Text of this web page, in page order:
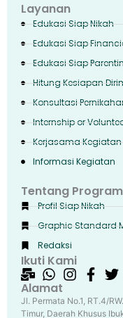
Layanan
Edukasi Siap Nikah
Edukasi Siap
Edukasi Siap
Hitung Kesiapan
Konsultasi
Internship or
Kerjasama Kegiatan
Informasi Kegiatan
Tentang Program
Profil Siap Nikah
Graphic Standard
Redaksi
Ikuti Kami
Alamat
Jl. Permata No.1, RT.4/
Timur, Daerah Khusus